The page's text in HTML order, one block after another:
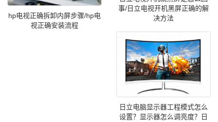
hp电视正确拆卸内屏步骤/hp电
视正确安装流程
事/日立电视开机黑屏正确的解
决方法
日立电脑显示器工程模式怎么
设置？显示器怎么调亮度？日